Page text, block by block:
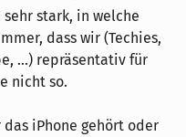
stark, in welche
dass wir (Techies,
...) repräsentativ für
nicht so.
das iPhone gehört oder